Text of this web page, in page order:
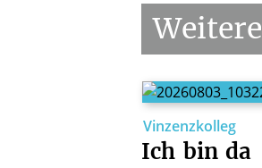
Weitere
Vinzenzkolleg
Ich bin da